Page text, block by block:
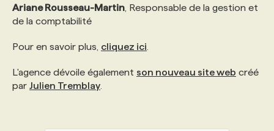
Ariane Rousseau-Martin , Responsable de la gestion et
de la comptabilité
Pour en savoir plus, cliquez ici
L'agence dévoile également son nouveau site web créé
par Julien Tremblay